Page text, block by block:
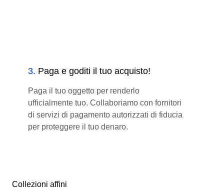
3. Paga e goditi il tuo acquisto!
Paga il tuo oggetto per renderlo
ufficialmente tuo. Collaboriamo con fornitori
di servizi di pagamento autorizzati di fiducia
per proteggere il tuo denaro.
Collezioni affini